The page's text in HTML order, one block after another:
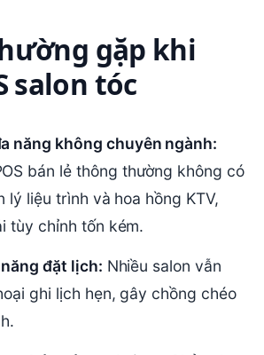
gặp khi
salon tóc
năng không chuyên ngành:
bán lẻ thông thường không có
lý liệu trình và hoa hồng KTV,
tùy chỉnh tốn kém.
đặt lịch: Nhiều salon vẫn
ghi lịch hẹn, gây chồng chéo